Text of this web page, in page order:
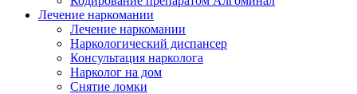
Лечение наркомании
Лечение наркомании
Наркологический диспансер
Консультация нарколога
Нарколог на дом
Снятие ломки